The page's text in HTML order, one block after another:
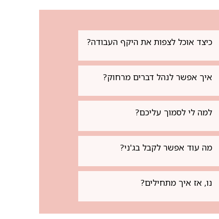
כיצד אוכל לצפות את היקף העבודה?
איך אפשר לנהל דברים מרחוק?
למה לי לסמוך עליכם?
מה עוד אפשר לקבל בג'ני?
נו, אז איך מתחילים?